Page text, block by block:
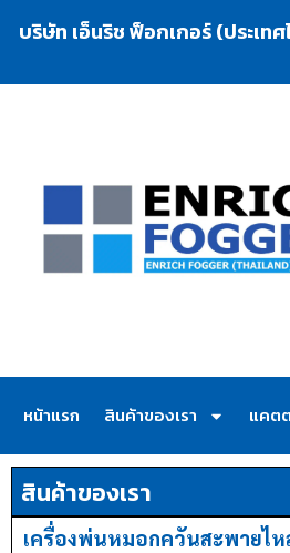
บริษัท เอ็นริช ฟ็อกเกอร์ (ประเ
หน้าแรก สินค้าของเรา แคต
สินค้าของเรา
เครื่องพ่นหมอกควันสะพายไ